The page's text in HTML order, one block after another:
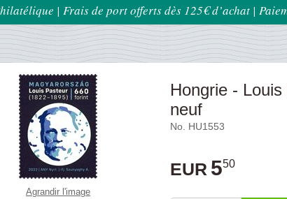
| Frais de port offerts dès 125€ d’achat |
Agrandir l'image
Hongrie -
neuf
No. HU1553
EUR 550